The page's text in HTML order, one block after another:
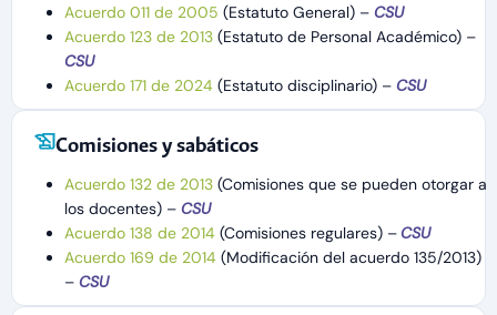
Acuerdo 011 de 2005 (Estatuto General) – CSU
Acuerdo 123 de 2013(Estatuto de Personal Académico) –
CSU
Acuerdo 171 de 2024 (Estatuto disciplinario) – CSU
Comisiones y sabáticos
Acuerdo 132 de 2013(Comisiones que se pueden otorgar a
los docentes) – CSU
Acuerdo 138 de 2014 (Comisiones regulares) –CSU
Acuerdo 169 de 2014 (Modificación del acuerdo 135/2013)
– CSU